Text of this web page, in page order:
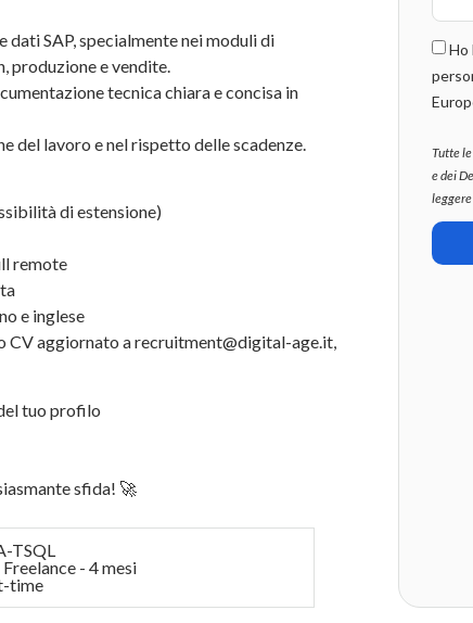
dati SAP, specialmente nei moduli di
produzione e vendite.
tecnica chiara e concisa in
del lavoro e nel rispetto delle scadenze.
di estensione)
remote
e inglese
CV aggiornato a recruitment@digital-age.it,
tuo profilo
sfida! 🚀
TSQL
Freelance - 4 mesi
time
Ho
Tutte
e dei